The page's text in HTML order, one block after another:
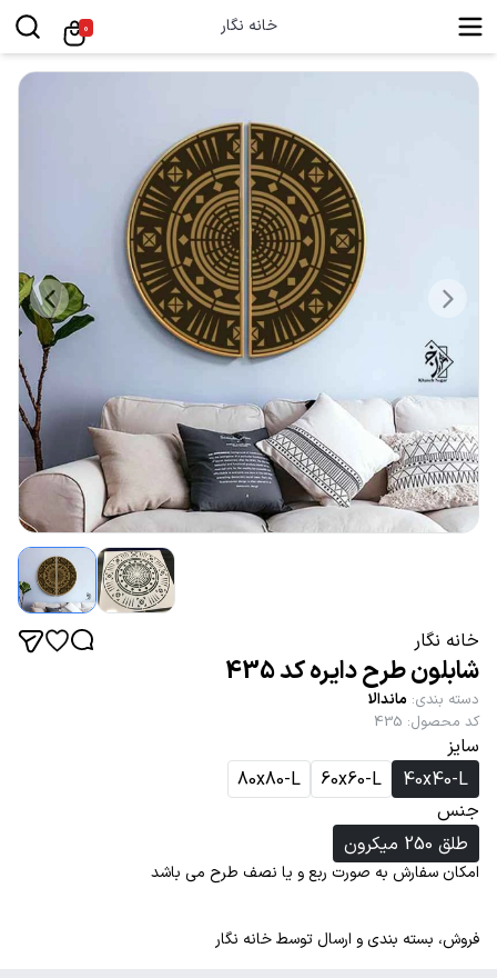
خانه نگار 0
خانه نگار
شابلون طرح دایره کد 435
دسته بندی: ماندالا
کد محصول:
435
سایز
40x40-L
60x60-L
80x80-L
جنس
طلق 250 میکرون
امکان سفارش به صورت ربع و یا نصف طرح می باشد
فروش، بسته بندی و ارسال توسط خانه نگار